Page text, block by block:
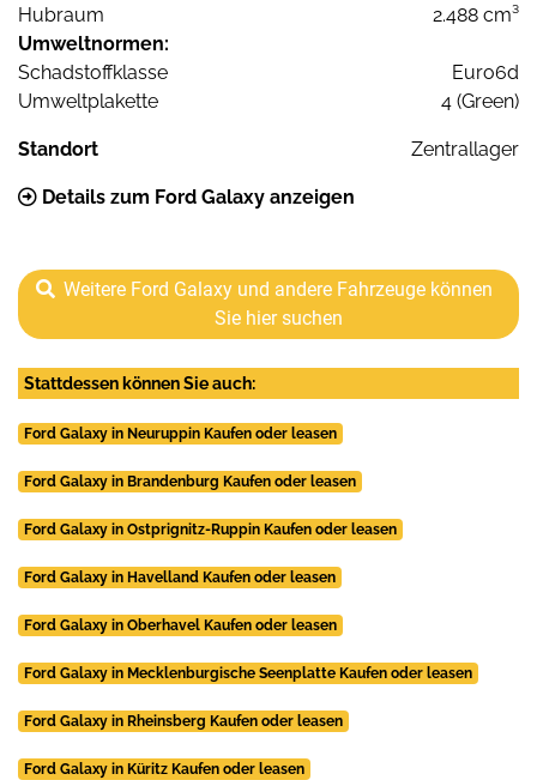
Hubraum
2.488 cm³
Umweltnormen:
Schadstoffklasse
Euro6d
Umweltplakette
4 (Green)
Standort Zentrallager
Details zum Ford Galaxy anzeigen
Weitere Ford Galaxy und andere Fahrzeuge können
Sie hier suchen
Stattdessen können Sie auch:
Ford Galaxy in Neuruppin Kaufen oder leasen
Ford Galaxy in Brandenburg Kaufen oder leasen
Ford Galaxy in Ostprignitz-Ruppin Kaufen oder leasen
Ford Galaxy in Havelland Kaufen oder leasen
Ford Galaxy in Oberhavel Kaufen oder leasen
Ford Galaxy in Mecklenburgische Seenplatte Kaufen oder leasen
Ford Galaxy in Rheinsberg Kaufen oder leasen
Ford Galaxy in Küritz Kaufen oder leasen